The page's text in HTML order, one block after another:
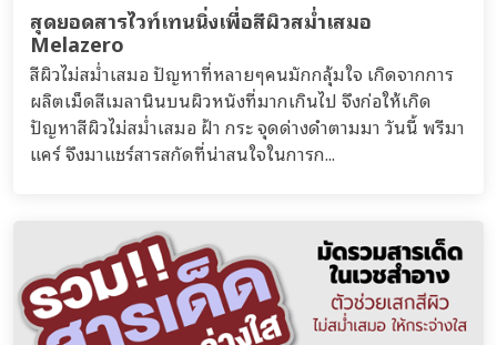
สุดยอดสารไวท์เทนนิ่งเพื่อสีผิวสม่ำเสมอ
Melazero
สีผิวไม่สม่ำเสมอ ปัญหาที่หลายๆคนมักกลุ้มใจ เกิดจากการ
ผลิตเม็ดสีเมลานินบนผิวหนังที่มากเกินไป จึงก่อให้เกิด
ปัญหาสีผิวไม่สม่ำเสมอ ฝ้า กระ จุดด่างดำตามมา วันนี้ พรีมา
แคร์ จึงมาแชร์สารสกัดที่น่าสนใจในการก...